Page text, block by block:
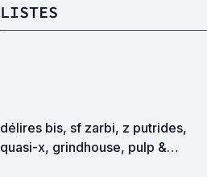
LISTES
délires bis, sf zarbi, z putrides,
quasi-x, grindhouse, pulp &